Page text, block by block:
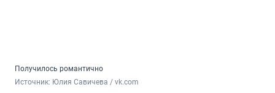
Получилось романтично
Источник: Юлия Савичева / vk.com